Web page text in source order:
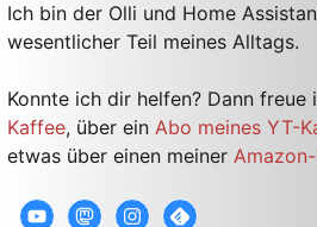
Ich bin der Olli und Home
wesentlicher Teil meines Alltags.
Konnte ich dir helfen? Dann freue
Kaffee, über ein Abo meines YT-
etwas über einen meiner